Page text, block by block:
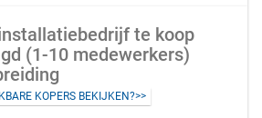
te koop
(1-10 medewerkers)
KOPERS BEKIJKEN?>>